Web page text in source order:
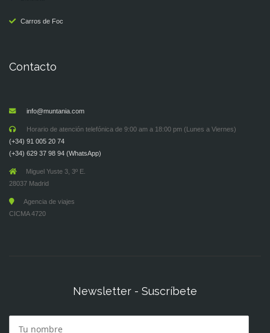
Carros de Foc
Contacto
info@muntania.com
Horario de atención telefónica de 9:00 am a 18:00 pm (Lunes a Viernes)
(+34) 91 005 20 74
(+34) 629 37 98 94 (WhatsApp)
Miguel Yuste 3, 3º E.
28037 Madrid
Agencia de viajes
CICMA 4720
Newsletter - Suscríbete